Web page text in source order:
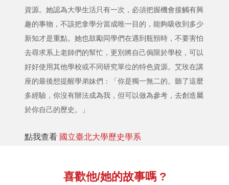
資源。她認為大學生活只有一次，必須把握機會接觸有興
趣的事物，不該把拿學分當成唯一目的，能夠吸收到多少
新知才是重點。她也鼓勵同學們在遇到瓶頸時，不要害怕
去尋求系上老師們的幫忙，更別將自己侷限於學校，可以
好好使用其他學校或不同研究單位的特色資源。艾玫在講
座的最後想提醒學弟妹們：「你是獨一無二的。聽了這麼
多經驗，你沒有辦法成為我，但可以做為參考，去創造屬
於你自己的歷史。」
點我查看 國立臺北大學歷史學系
喜歡他/她的故事嗎 ?